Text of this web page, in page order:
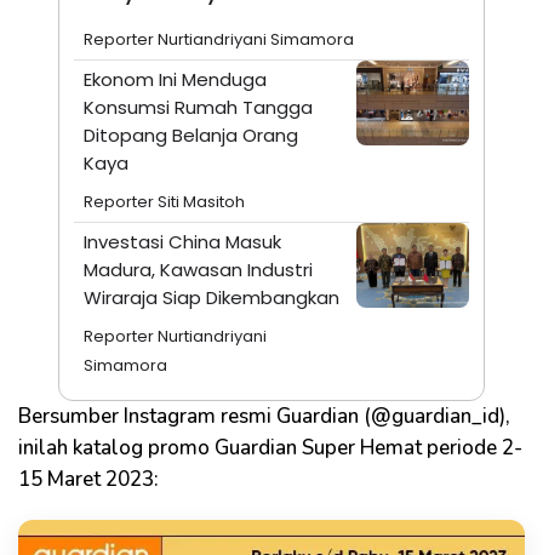
Reporter Nurtiandriyani Simamora
Ekonom Ini Menduga
Konsumsi Rumah Tangga
Ditopang Belanja Orang
Kaya
Reporter Siti Masitoh
Investasi China Masuk
Madura, Kawasan Industri
Wiraraja Siap Dikembangkan
Reporter Nurtiandriyani
Simamora
Bersumber Instagram resmi Guardian (@guardian_id),
inilah katalog promo Guardian Super Hemat periode 2-
15 Maret 2023: